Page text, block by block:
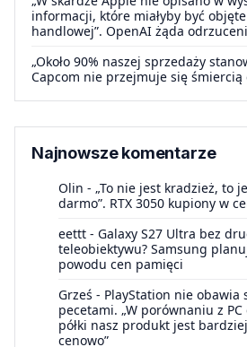
informacji, które miałyby być
handlowej”. OpenAI żąda
„Około 90% naszej sprzedaży
Capcom nie przejmuje się śmiercią
Najnowsze komentarze
Olin - „To nie jest kradzież, to
darmo”. RTX 3050 kupiony w
eettt - Galaxy S27 Ultra bez
teleobiektywu? Samsung
powodu cen pamięci
Grześ - PlayStation nie obawia
pecetami. „W porównaniu z
półki nasz produkt jest
cenowo”